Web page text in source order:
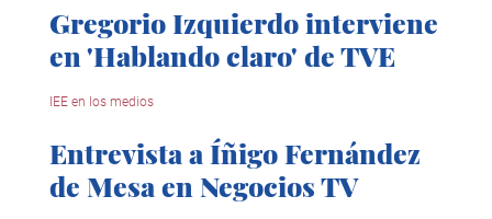
Gregorio Izquierdo interviene
en 'Hablando claro' de TVE
IEE en los medios
Entrevista a Íñigo Fernández
de Mesa en Negocios TV